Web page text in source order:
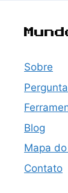
Sobre
Blog
Mapa
Contato